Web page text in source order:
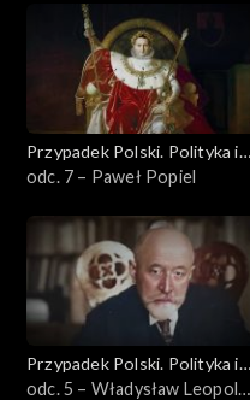
Przypadek Polski. Polityka i
idee
odc. 7 – Paweł Popiel
Przypadek Polski. Polityka i
idee
odc. 5 – Władysław Leopold